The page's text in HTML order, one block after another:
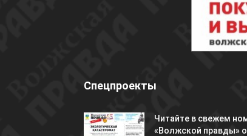
Спецпроекты
Читайте в свежем
«Волжской правды»